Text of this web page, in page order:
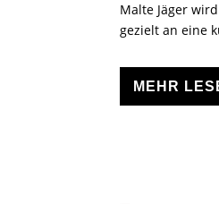
Malte Jäger
gezielt an eine
MEHR